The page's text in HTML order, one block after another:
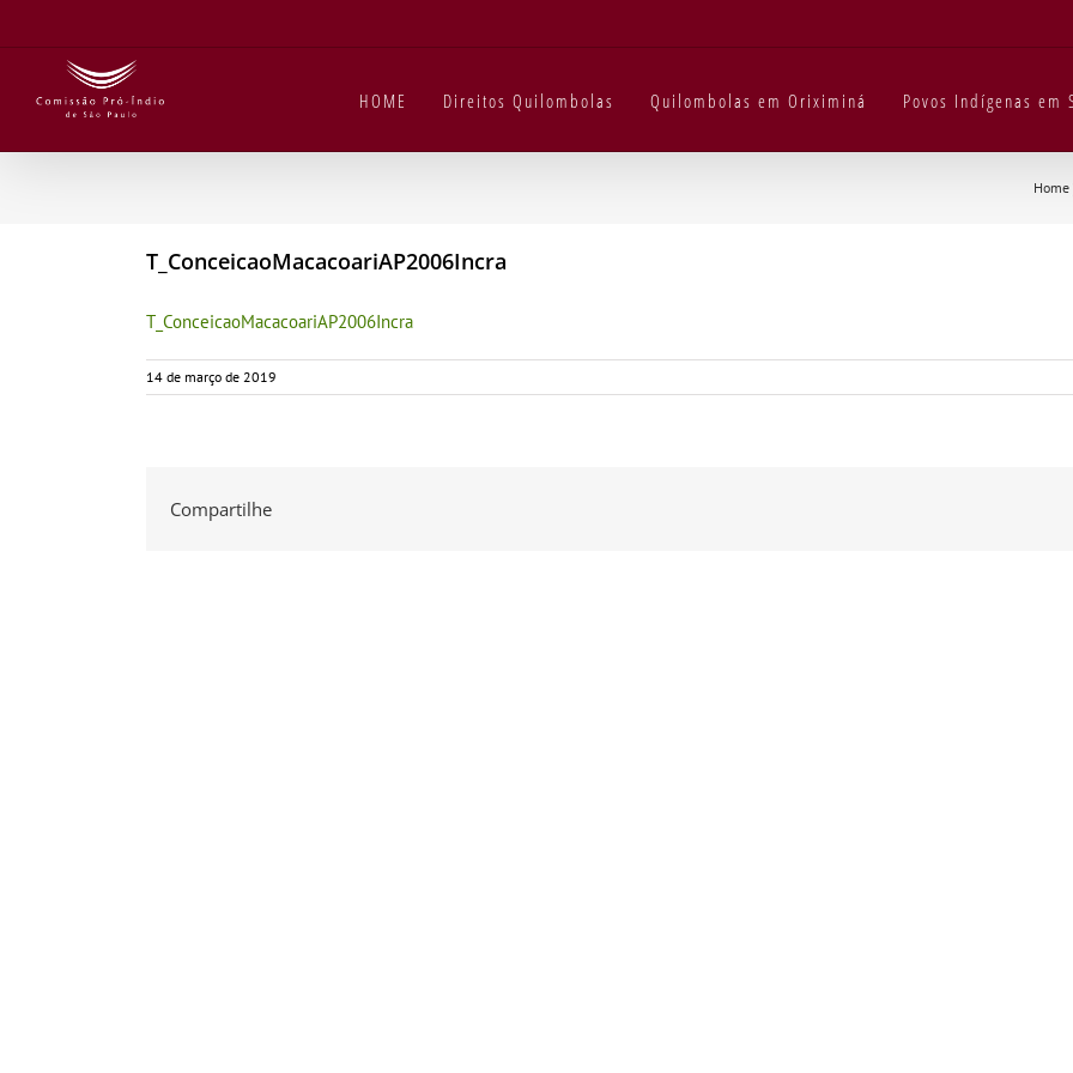
HOME Direitos Quilombolas Quilombolas em Oriximiná Povos Indígenas em
Home
T_ConceicaoMacacoariAP2006Incra
T_ConceicaoMacacoariAP2006Incra
14 de março de 2019
Compartilhe